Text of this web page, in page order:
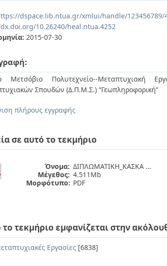
dspace.lib.ntua.gr/xmlui/handle/123456789/
10.26240/heal.ntua.4252
2015-07-30
Μετσόβιο Πολυτεχνείο--Μεταπτυχιακή
Σπουδών (Δ.Π.Μ.Σ.) “Γεωπληροφορική”
πλήρους εγγραφής
σε αυτό το τεκμήριο
Όνομα: ΔΙΠΛΩΜΑΤΙΚΗ_ΚΑΣΚΑ ...
Μέγεθος: 4.511Mb
Μορφότυπο: PDF
το τεκμήριο εμφανίζεται στην
Εργασίες [6838]